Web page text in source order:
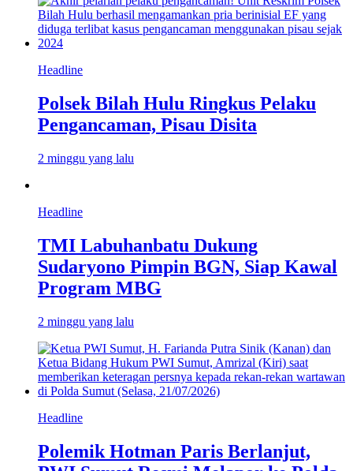
Headline
Polsek Bilah Hulu Ringkus Pelaku
Pengancaman, Pisau Disita
2 minggu yang lalu
Headline
TMI Labuhanbatu Dukung
Sudaryono Pimpin BGN, Siap Kawal
Program MBG
2 minggu yang lalu
Headline
Polemik Hotman Paris Berlanjut,